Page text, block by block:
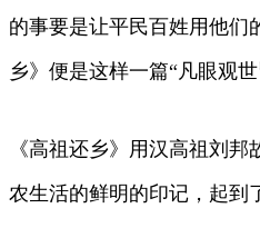
的事要是让平民百姓用他们
乡》便是这样一篇“凡眼观
《高祖还乡》用汉高祖刘
农生活的鲜明的印记，起到